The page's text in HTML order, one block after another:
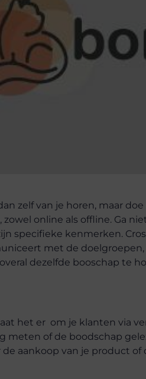
zelf van je horen, maar
online als offline. Ga
specifieke kenmerken.
met de
dezelfde booschap te
het er om je klanten via
meten of de boodschap
aankoop van je product